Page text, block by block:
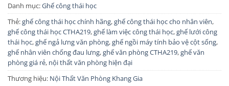
Danh mục:Ghế công thái học
Thẻ:ghế công thái học chính hãng,ghế công thái học cho nhân viên,
ghế công thái học CTHA219,ghế làm việc công thái học,ghế lưới công
thái học,ghế ngả lưng văn phòng,ghế ngồi máy tính bảo vệ cột sống,
ghế nhân viên chống đau lưng,ghế văn phòng CTHA219,ghế văn
phòng giá rẻ, nội thất văn phòng hiện đại
Thương hiệu: Nội Thất Văn Phòng Khang Gia